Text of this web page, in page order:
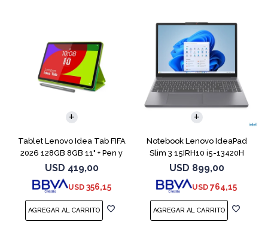
Tablet Lenovo Idea Tab FIFA
2026 128GB 8GB 11" + Pen y
Funda
USD 419,00
USD 356,15
Notebook Lenovo IdeaPad
Slim 3 15IRH10 i5-13420H
512GB 8GB G
USD 899,00
USD 764,15